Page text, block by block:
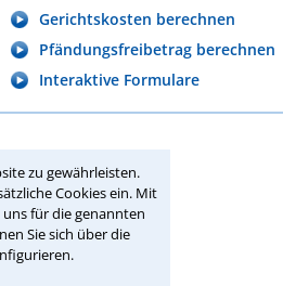
zu gewährleisten.
Cookies ein. Mit
für die genannten
Sie sich über die
Gerichtskosten berechnen
Pfändungsfreibetrag berechnen
Interaktive Formulare